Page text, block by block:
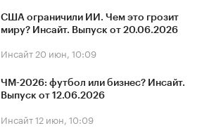
США ограничили ИИ. Чем это грозит
миру? Инсайт. Выпуск от 20.06.2026
Инсайт 20 июн, 10:09
ЧМ-2026: футбол или бизнес? Инсайт.
Выпуск от 12.06.2026
Инсайт12 июн, 10:09